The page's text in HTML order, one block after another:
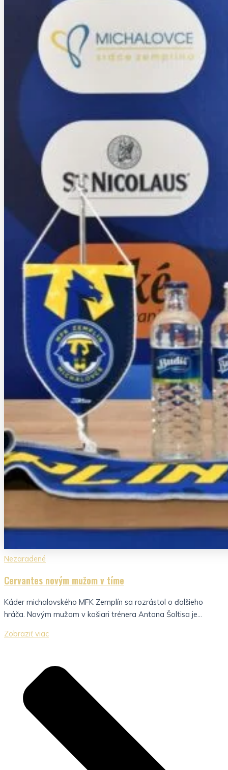
Nezaradené
Cervantes novým mužom v tíme
Káder michalovského MFK Zemplín sa rozrástol o ďalšieho
hráča. Novým mužom v košiari trénera Antona Šoltisa je...
Zobraziť viac